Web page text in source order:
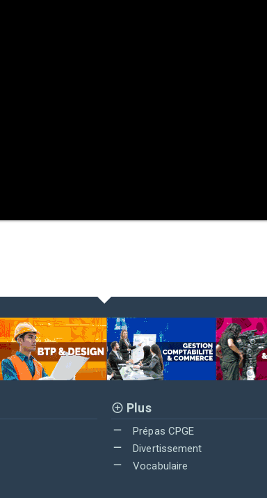
Plus
Prépas CPGE
Divertissement
Vocabulaire